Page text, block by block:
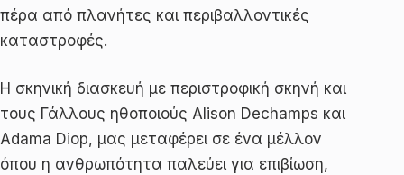
πέρα από πλανήτες και περιβαλλοντικές
καταστροφές.
Η σκηνική διασκευή με περιστροφική σκηνή και
τους Γάλλους ηθοποιούς Alison Dechamps και
Adama Diop, μας μεταφέρει σε ένα μέλλον
όπου η ανθρωπότητα παλεύει για επιβίωση,